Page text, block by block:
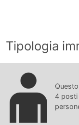
Tipologia
4 posti